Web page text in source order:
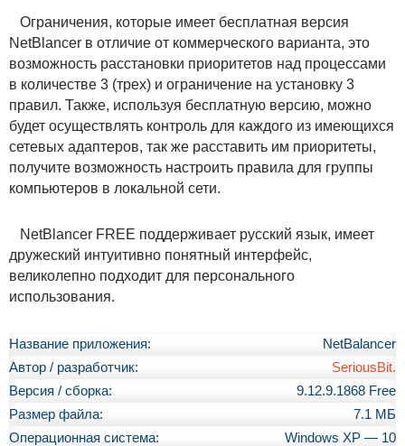
Ограничения, которые имеет бесплатная версия
NetBlancer в отличие от коммерческого варианта, это
возможность расстановки приоритетов над процессами
в количестве 3 (трех) и ограничение на установку 3
правил. Также, используя бесплатную версию, можно
будет осуществлять контроль для каждого из имеющихся
сетевых адаптеров, так же расставить им приоритеты,
получите возможность настроить правила для группы
компьютеров в локальной сети.
NetBlancer FREE поддерживает русский язык, имеет
дружеский интуитивно понятный интерфейс,
великолепно подходит для персонального
использования.
Название приложения:
NetBalancer
Автор / разработчик:
SeriousBit.
Версия / сборка:
9.12.9.1868 Free
Размер файла:
7.1 МБ
Операционная система:
Windows XP — 10